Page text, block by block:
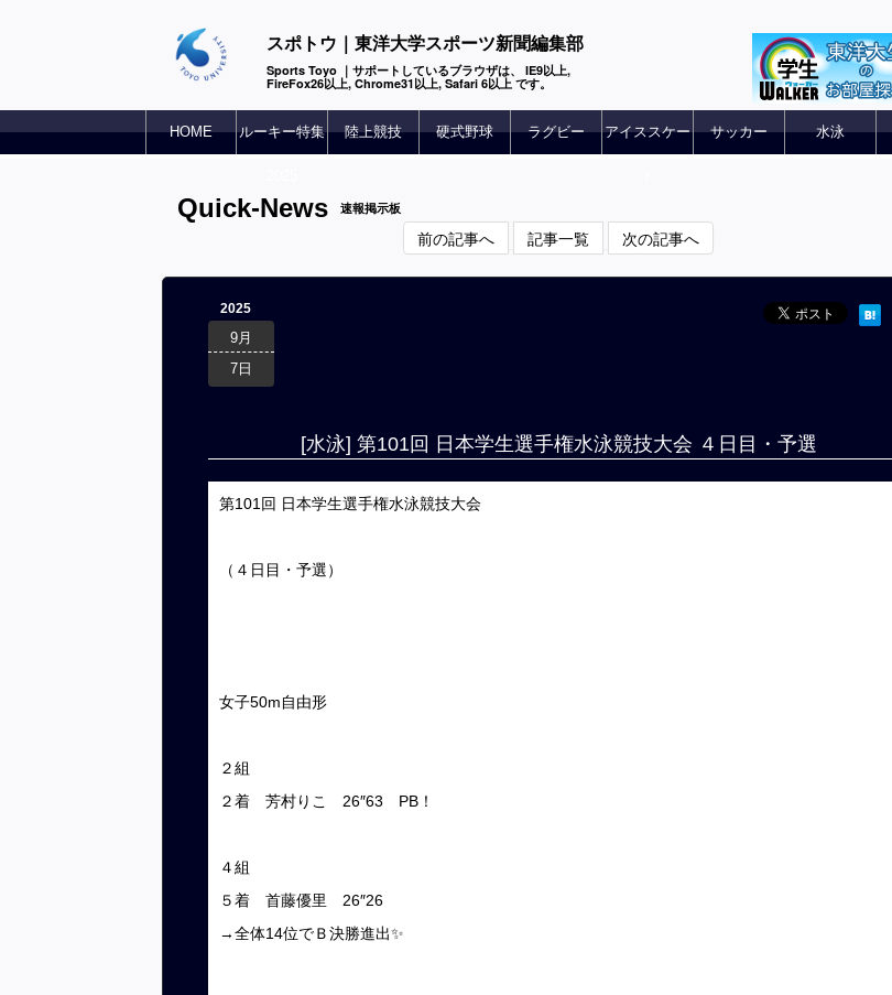
スポトウ｜東洋大学スポーツ新聞編集部
Sports Toyo ｜サポートしているブラウザは、 IE9以上,
FireFox26以上, Chrome31以上, Safari 6以上 です。
HOME ルーキー特集 陸上競技 硬式野球 ラグビー アイススケー サッカー 水泳
Quick-News 速報掲示板
前の記事へ 記事一覧 次の記事へ
2025
9月
7日
[水泳] 第101回 日本学生選手権水泳競技大会 ４日目・予選
第101回 日本学生選手権水泳競技大会
（４日目・予選）
女子50m自由形
２組
２着 芳村りこ 26″63 PB！
４組
５着 首藤優里 26″26
→全体14位でＢ決勝進出✨